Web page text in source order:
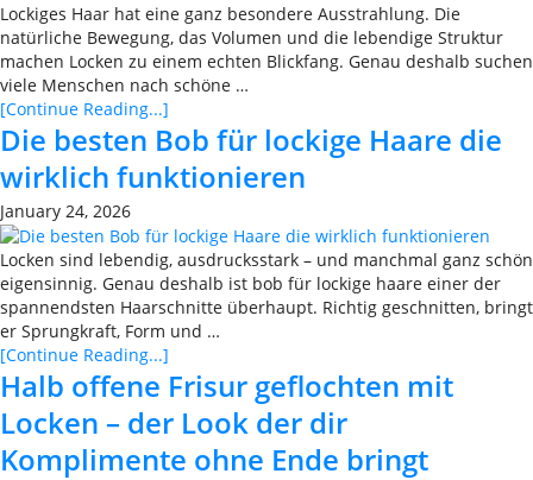
Lockiges Haar hat eine ganz besondere Ausstrahlung. Die
natürliche Bewegung, das Volumen und die lebendige Struktur
machen Locken zu einem echten Blickfang. Genau deshalb suchen
viele Menschen nach schöne …
[Continue Reading...]
Die besten Bob für lockige Haare die
wirklich funktionieren
January 24, 2026
Locken sind lebendig, ausdrucksstark – und manchmal ganz schön
eigensinnig. Genau deshalb ist bob für lockige haare einer der
spannendsten Haarschnitte überhaupt. Richtig geschnitten, bringt
er Sprungkraft, Form und …
[Continue Reading...]
Halb offene Frisur geflochten mit
Locken – der Look der dir
Komplimente ohne Ende bringt